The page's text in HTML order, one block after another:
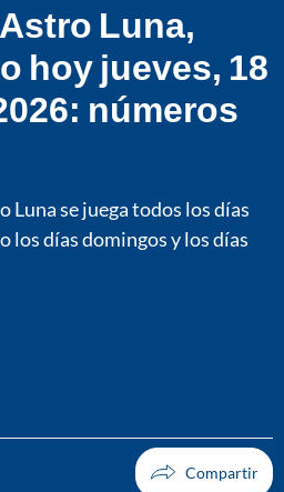
Luna,
hoy jueves, 18
números
Luna se juega todos los días
los días domingos y los días